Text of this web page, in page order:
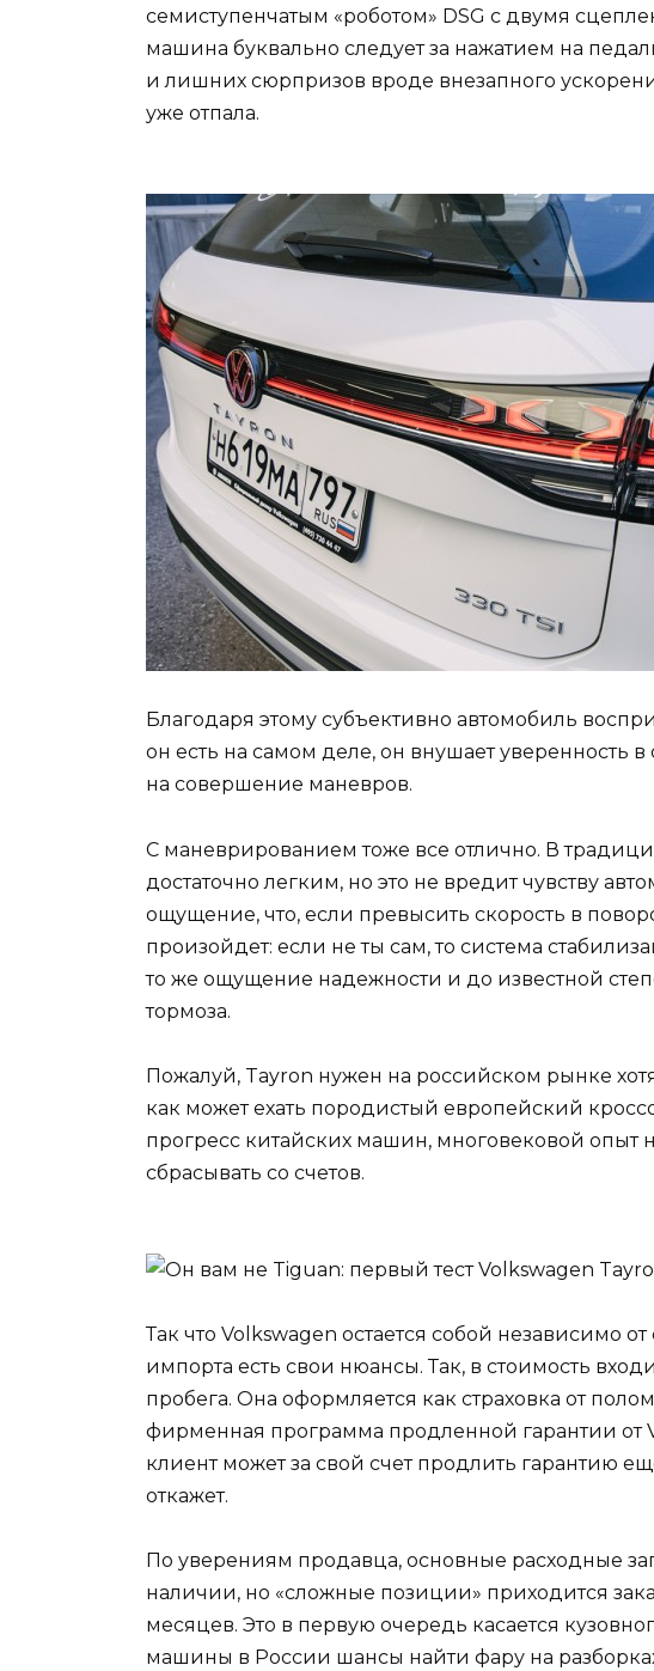
семиступенчатым «роботом» DSG с двумя
машина буквально следует за нажатием на
и лишних сюрпризов вроде внезапного
уже отпала.
Благодаря этому субъективно автомобиль
он есть на самом деле, он внушает уверенность
на совершение маневров.
С маневрированием тоже все отлично. В
достаточно легким, но это не вредит чувству
ощущение, что, если превысить скорость в
произойдет: если не ты сам, то система
то же ощущение надежности и до известной
тормоза.
Пожалуй, Tayron нужен на российском рынке
как может ехать породистый европейский
прогресс китайских машин, многовековой
сбрасывать со счетов.
Так что Volkswagen остается собой независимо
импорта есть свои нюансы. Так, в стоимость
пробега. Она оформляется как страховка от
фирменная программа продленной гарантии от
клиент может за свой счет продлить гарантию
откажет.
По уверениям продавца, основные расходные
наличии, но «сложные позиции» приходится
месяцев. Это в первую очередь касается
машины в России шансы найти фару на